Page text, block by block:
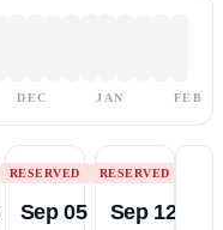
DEC JAN FEB
RESERVED
Sep 05
RESERVED
Sep 12